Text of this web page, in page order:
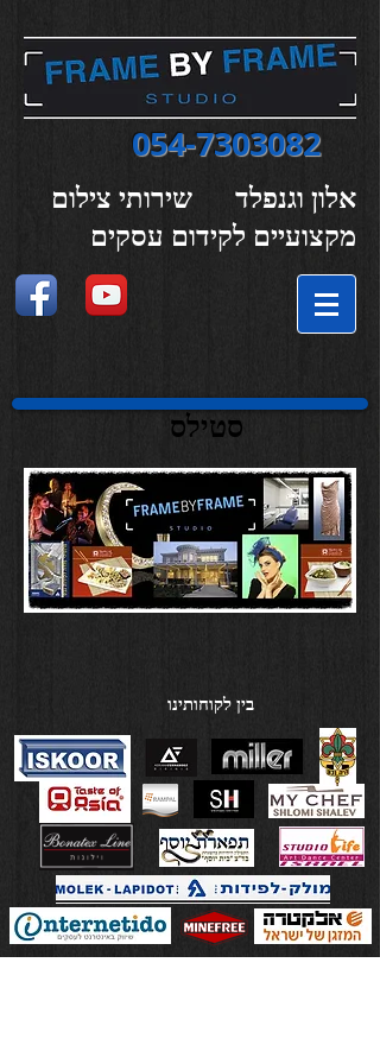
054-7303082
אלון וגנפלד שירותי צילום
מקצועיים לקידום עסקים
סטילס
בין לקוחותינו